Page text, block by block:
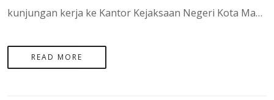
kunjungan kerja ke Kantor Kejaksaan Negeri Kota Manado dalam rangka Studi Tiru Pembangunan Zona Integritas pada Kantor Pertanahan Kota Manado
READ MORE